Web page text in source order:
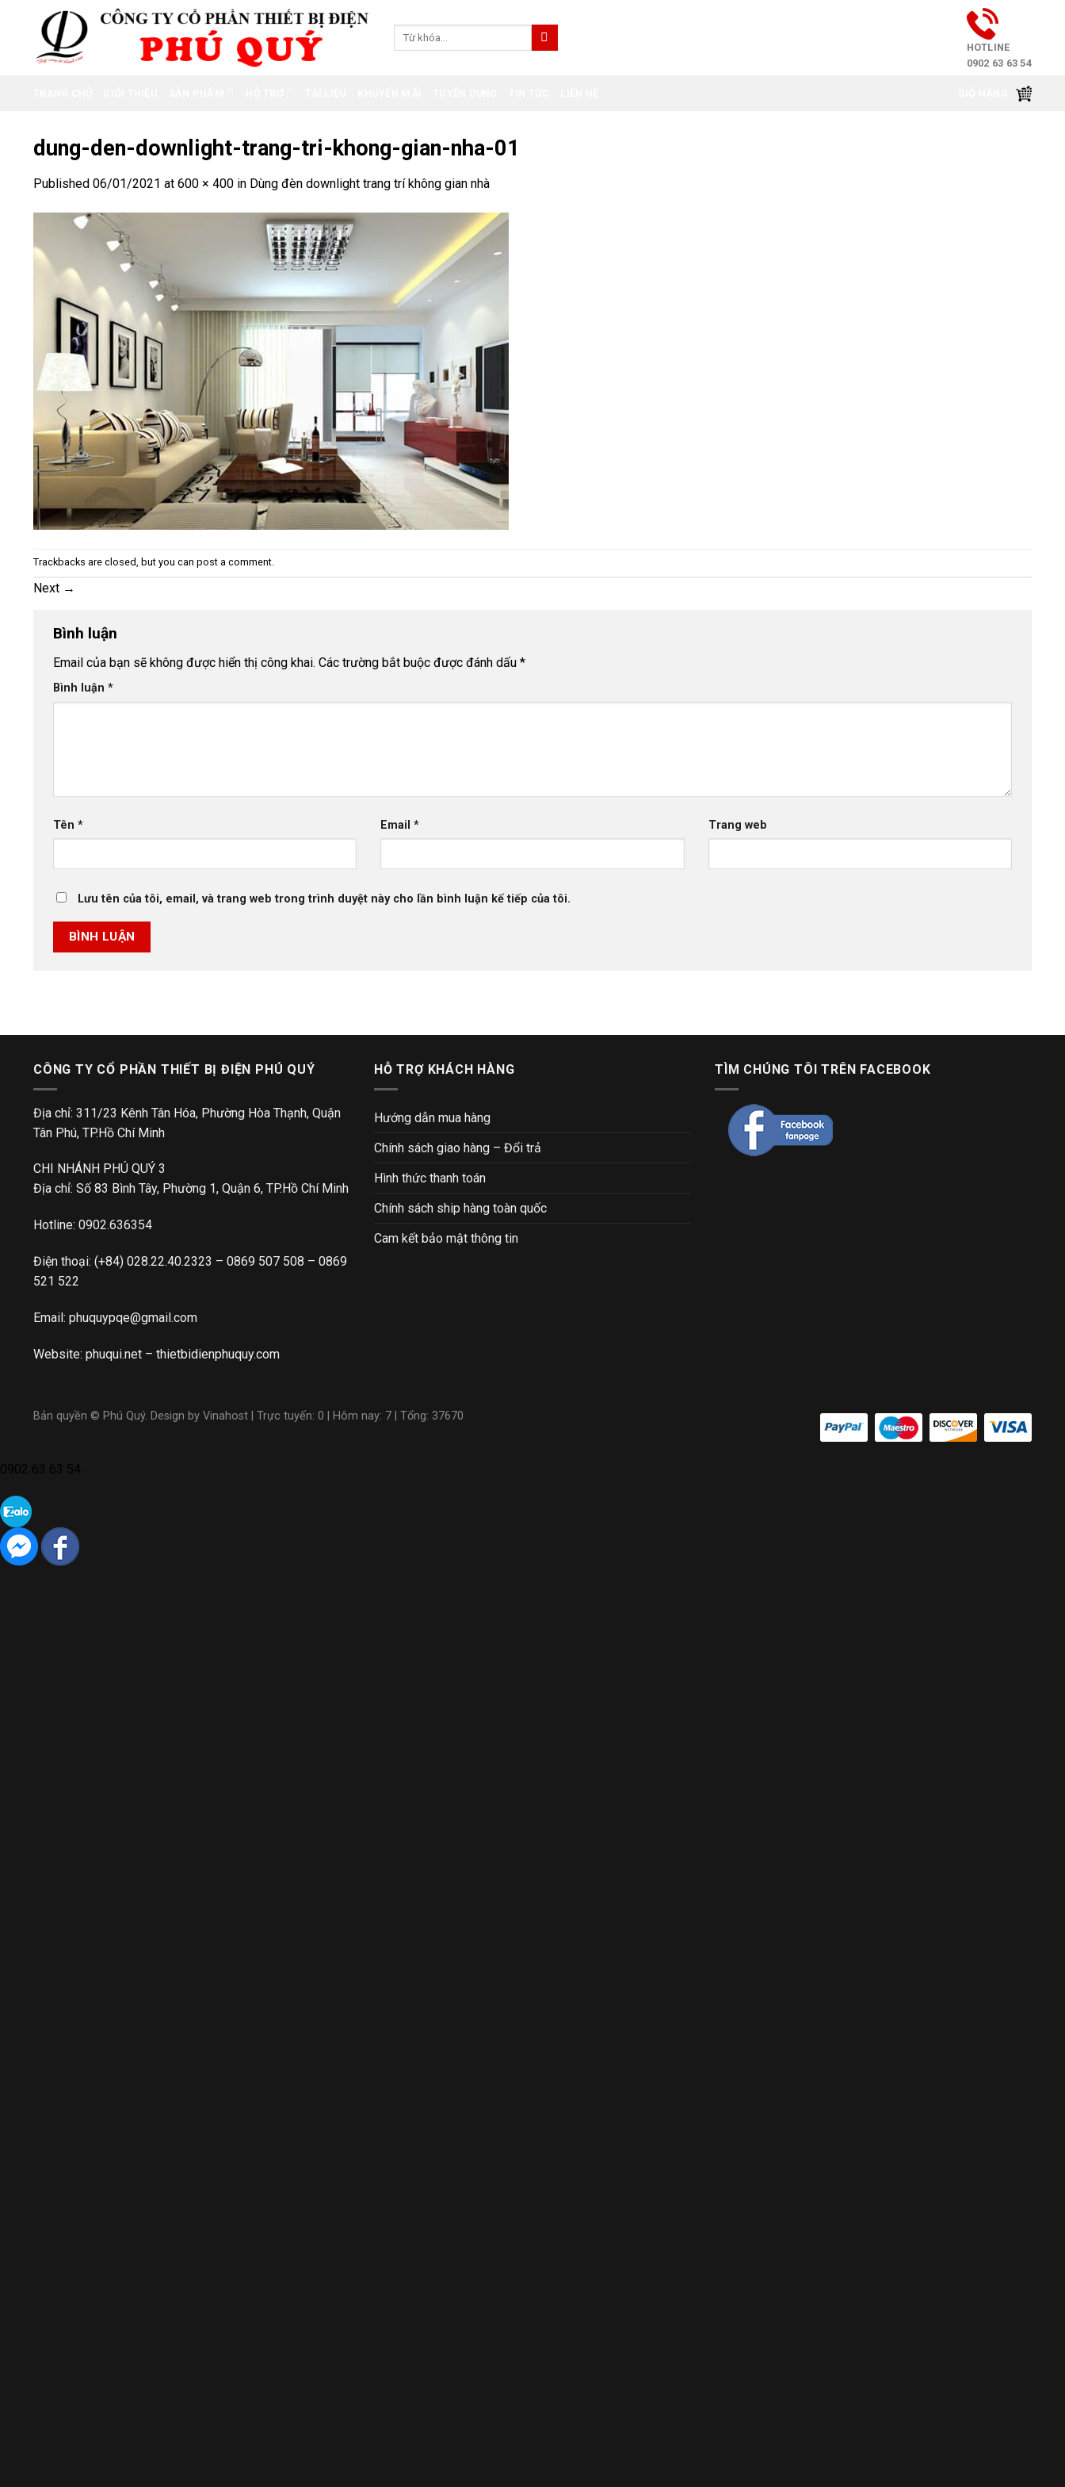
Tìm
HOTLINE
0902 63 63 54
dung-den-downlight-trang-tri-khong-gian-nha-01
Published 06/01/2021 at 600 × 400 in Dùng đèn downlight trang trí không gian nhà
Trackbacks are closed, but you can post a comment
Next →
Bình luận
Email của bạn sẽ không được hiển thị công khai. Các trường bắt buộc được đánh dấu *
Bình luận *
Tên * Email* Trang web
Lưu tên của tôi, email, và trang web trong trình duyệt này cho lần bình luận kế tiếp của tôi.
CÔNG TY CỔ PHẦN THIẾT BỊ ĐIỆN PHÚ QUÝ
Địa chỉ: 311/23 Kênh Tân Hóa, Phường Hòa Thạnh, Quận
Tân Phú, TP.Hồ Chí Minh
CHI NHÁNH PHÚ QUÝ 3
Địa chỉ: Số 83 Bình Tây, Phường 1, Quận 6, TP.Hồ Chí Minh
Hotline: 0902.636354
Điện thoại: (+84) 028.22.40.2323 – 0869 507 508 – 0869
521 522
Email: phuquypqe@gmail.com
Website: phuqui.net – thietbidienphuquy.com
HỖ TRỢ KHÁCH HÀNG
Hướng dẫn mua hàng
Chính sách giao hàng – Đổi trả
Hình thức thanh toán
Chính sách ship hàng toàn quốc
Cam kết bảo mật thông tin
TÌM CHÚNG TÔI TRÊN FACEBOOK
Bản quyền © Phú Quý. Design by Vinahost | Trực tuyến: 0 | Hôm nay: 7 | Tổng: 37670